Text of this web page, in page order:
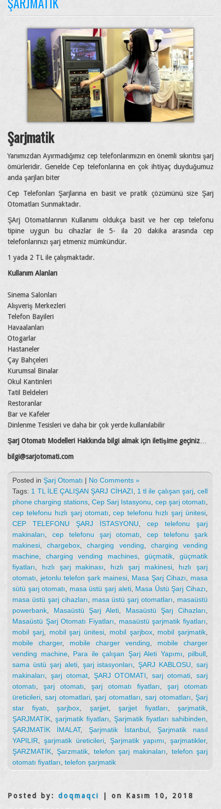
Şarjmatik
Yanımızdan Ayırmadığımız cep telefonlarımızın en önemli sıkıntısı şarj
ömürleridir. Genelde Cep telefonlarına en çok ihtiyaç duyduğumuz
anda şarjları biter
Cep Telefonları Şarjlarına en basit ve pratik çözümünü size Şarj
Otomatları Sunmaktadır.
ŞArj Otomatılarının Kullanımı oldukça basit ve her cep telefonu
tipine uygun bu cihazlar ile 5- ila 20 dakika arasında cep
telefonlarınızı şarj etmeniz mümkündür.
1 yada 2 TL ile çalışmaktadır.
Kullanım Alanları
Sinema Salonları
Alışveriş Merkezleri
Telefon Bayileri
Havaalanları
Otogarlar
Hastaneler
Çay Bahçeleri
Kurumsal Binalar
Okul Kantinleri
Tatil Beldeleri
Restoranlar
Bar ve Kafeler
Dinlenme Tesisleri ve daha bir çok yerde kullanılabilir
Şarj Otomatı Modelleri Hakkında bilgi almak için iletişime geçiniz
bilgi@sarjotomati.com
Posted in Şarj Otomatı | No Comments »
Tags: 1 TL İLE ÇALIŞAN ŞARJ CİHAZI 1 tl ile çalışan şarj, cell
phone charging stations, Cep Sarj Istasyonu cep şarj otomatı
cep telefonu hızlı şarj otomatı ,cep telefonu hızlı şarj ünitesi
CEP TELEFONU ŞARJ İSTASYONU
cep telefonu şarj
makinaları
cep telefonu şarj otomatı ,cep telefonu şark
makinesi ,chargebox ,charging vending
charging vending
machine
charging vending machines güçmatik
güçmatik
fiyatları
hızlı şarj makinası hızlı şarj makinesi, hızlı şarj
otomatı
jetonlu telefon şark mainesi Masa Şarj Cihazı
masa
sütü şarj otomatı
masa üstü şarj aleti, Masa Üstü Şarj Cihazı
masa üstü şarj cihazları
masa üstü şarj otomatları
masaüstü
powerbank
Masaüstü Şarj Aleti Masaüstü Şarj Cihazları
Masaüstü Şarj Otomatı Fiyatları
masaüstü şarjmatik fiyatları
mobil şarj, mobil şarj ünitesi mobil şarjbox, mobil şarjmatik
mobile charger, mobile charger vending
mobile charger
vending machine, Para ile çalışan Şarj Aleti Yapımı pilbull
sama üstü şarj aleti, şarj istasyonları ŞARJ KABLOSU
sarj
makinaları
şarj otomat, ŞARJ OTOMATI ,sarj otomati ,sarj
otomatı
şarj otomatı şarj otomatı fiyatları
şarj otomatı
üreticileri ,sarj otomatlari,şarj otomatları ,sarj otomatları ,Şarj
star fiyatı ,şarjbox şarjjet, şarjjet fiyatları ,şarjmatik
ŞARJMATİK
şarjmatik fiyatları Şarjmatik fiyatları sahibinden
ŞARJMATİK İMALAT, Şarjmatik İstanbul
Şarjmatik nasıl
YAPILIR
şarjmatik üreticileri Şarjmatik yapımı şarjmatikler,
ŞARZMATİK ,Şarzmatik telefon şarj makinaları
telefon şarj
otomatı fiyatları telefon şarjmatik
Posted by: doqmaqci | on Kasım 10, 2018